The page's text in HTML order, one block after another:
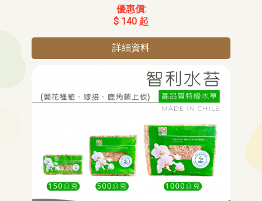
$ 140 起
詳細資料